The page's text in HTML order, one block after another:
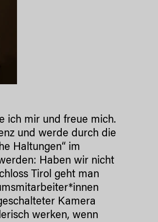
ich mir und freue mich.
und werde durch die
Haltungen“ im
Haben wir nicht
Tirol geht man
Kamera
werken, wenn